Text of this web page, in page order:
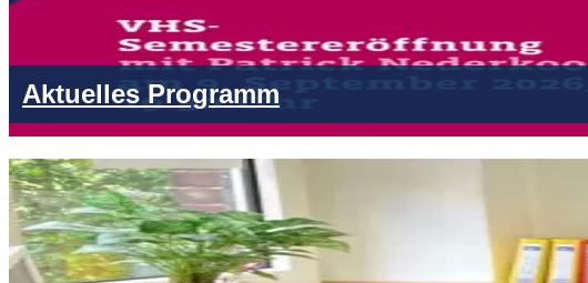
Aktuelles Programm